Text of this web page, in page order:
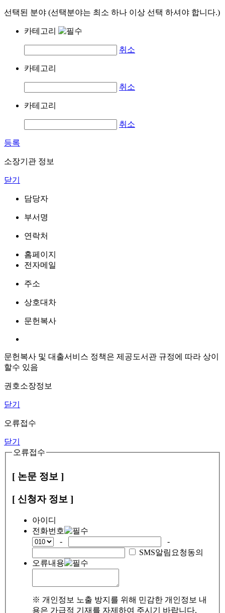
선택된 분야 (선택분야는 최소 하나 이상 선택 하셔야 합니다.)
카테고리
취소
카테고리
취소
카테고리
취소
등록
소장기관 정보
닫기
담당자
부서명
연락처
홈페이지
전자메일
주소
상호대차
문헌복사
문헌복사 및 대출서비스 정책은 제공도서관 규정에 따라 상이
할수 있음
권호소장정보
닫기
오류접수
닫기
오류접수
[ 논문 정보 ]
[ 신청자 정보 ]
아이디
전화번호
-
-
SMS알림요청동의
오류내용
※ 개인정보 노출 방지를 위해 민감한 개인정보 내
용은 가급적 기재를 자제하여 주시기 바랍니다.